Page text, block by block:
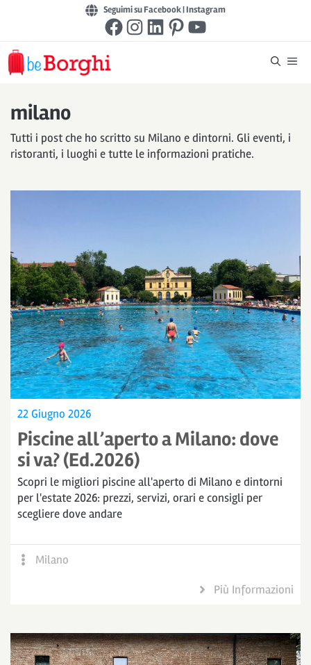
Seguimi su Facebook|Instagram
Facebook
Instagram
LinkedIn
Pinterest
YouTube
milano
Tutti i post che ho scritto su Milano e dintorni. Gli eventi, i
ristoranti, i luoghi e tutte le informazioni pratiche.
22 Giugno 2026
Piscine all’aperto a Milano: dove
si va? (Ed.2026)
Scopri le migliori piscine all'aperto di Milano e dintorni
per l'estate 2026: prezzi, servizi, orari e consigli per
scegliere dove andare
Milano
Più Informazioni